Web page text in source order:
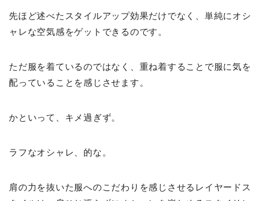
先ほど述べたスタイルアップ効果だけでなく、単純にオシ
ャレな空気感をゲットできるのです。
ただ服を着ているのではなく、重ね着することで服に気を
配っていることを感じさせます。
かといって、キメ過ぎず。
ラフなオシャレ、的な。
肩の力を抜いた服へのこだわりを感じさせるレイヤードス